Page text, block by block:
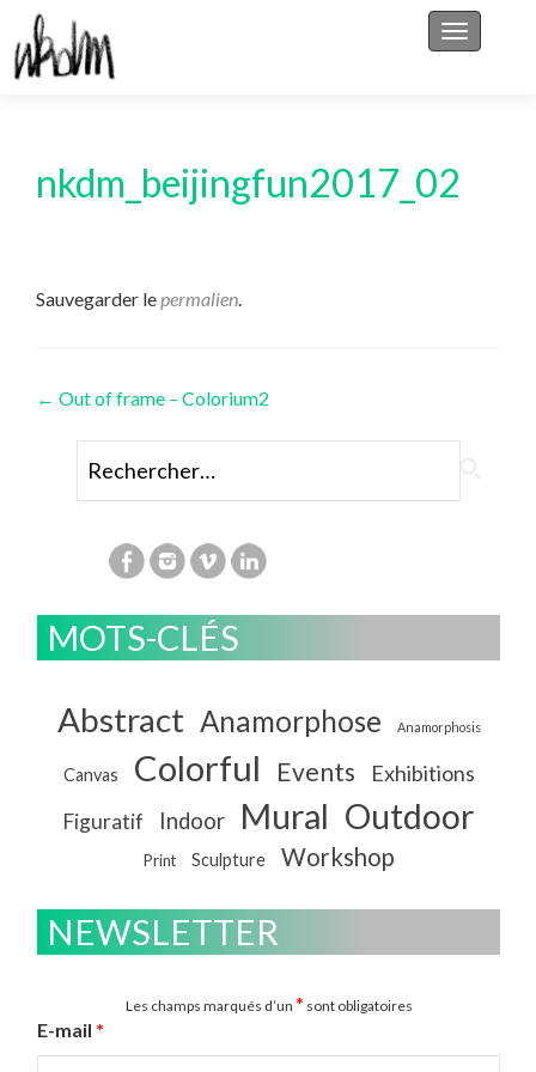
Afficher/
nkdm_beijingfun2017_02
Sauvegarder lepermalien.
Navigation
des
articles
← Out of frame – Colorium2
MOTS-CLÉS
Abstract Anamorphose Anamorphosis
Canvas Colorful Events Exhibitions
Figuratif Indoor Mural Outdoor
Print Sculpture Workshop
NEWSLETTER
Les champs marqués d’un * sont obligatoires
E-mail *